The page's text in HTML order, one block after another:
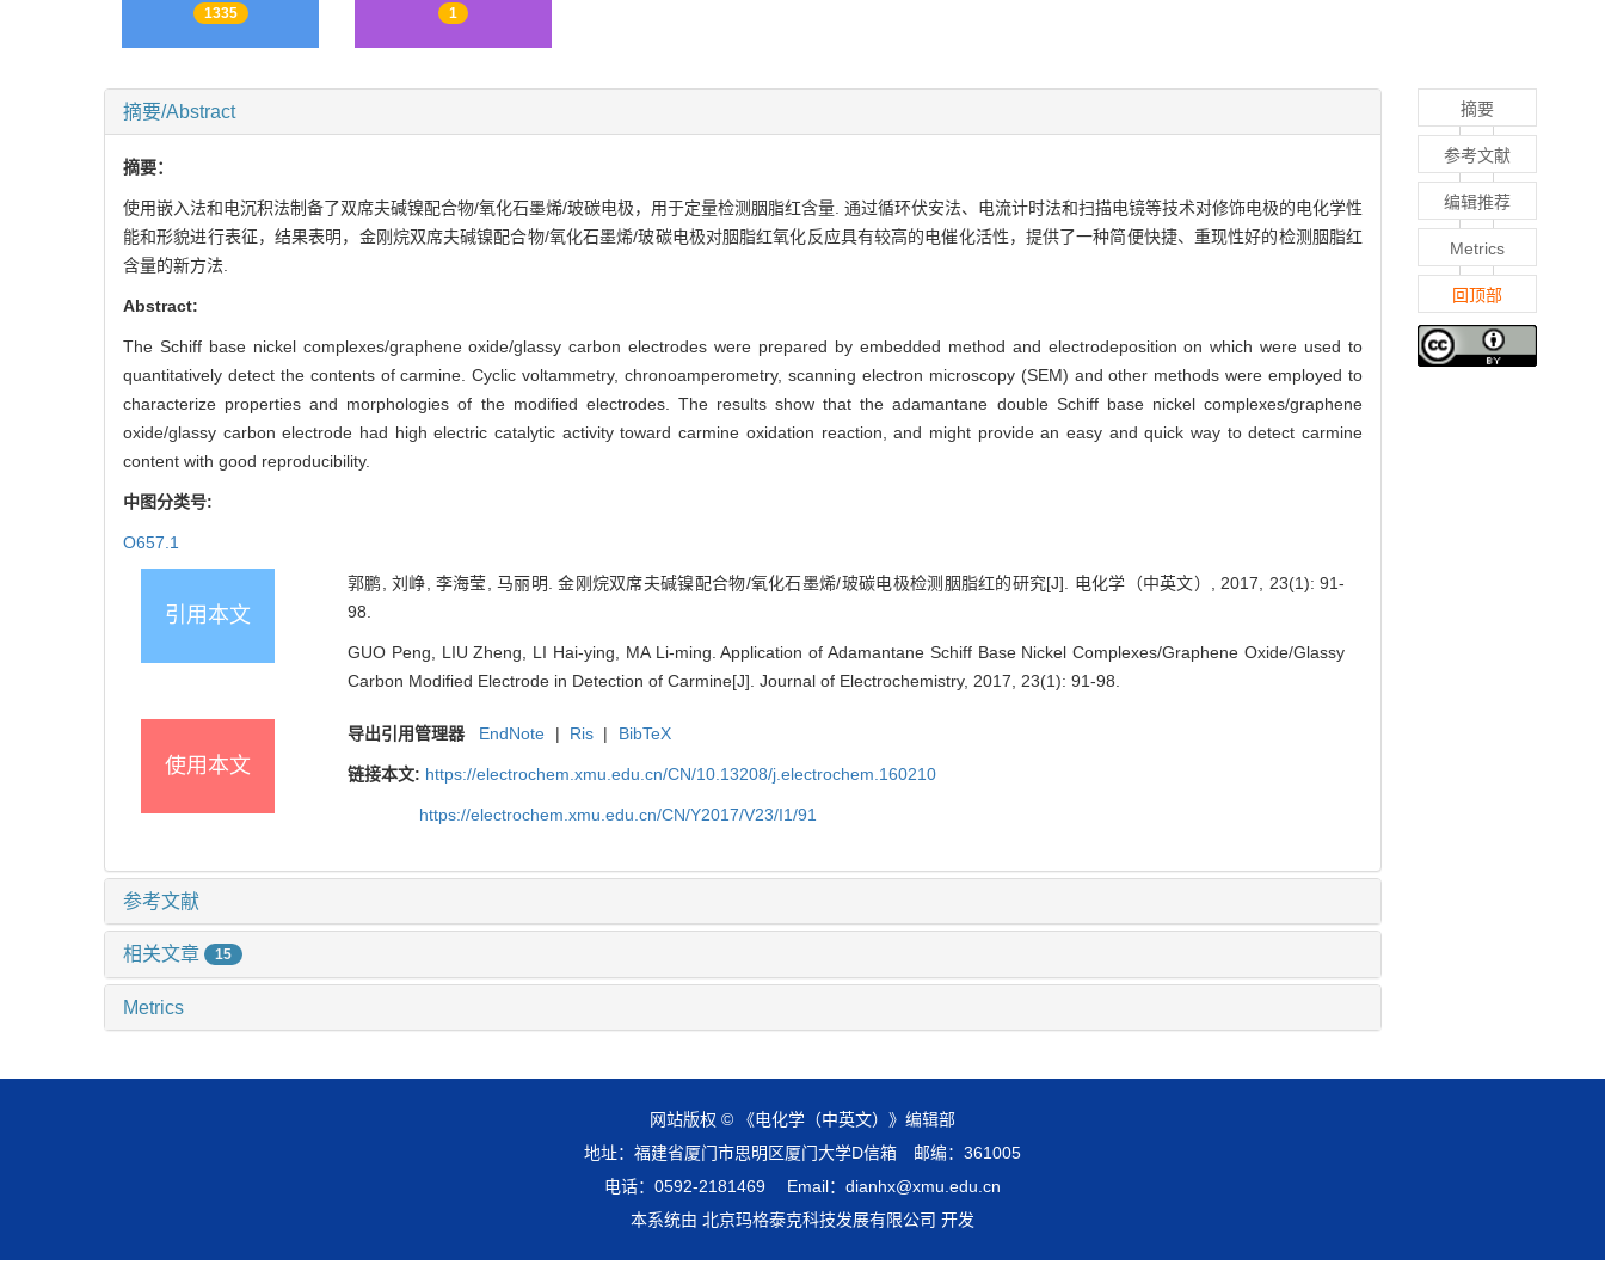
1335 1
摘要/Abstract
摘要：
使用嵌入法和电沉积法制备了双席夫碱镍配合物/氧化石墨烯/玻碳电极，用于定量检测胭脂红含量. 通过循环伏安法、电流计时法和扫描电镜等技术对修饰电极的电化学性
能和形貌进行表征，结果表明，金刚烷双席夫碱镍配合物/氧化石墨烯/玻碳电极对胭脂红氧化反应具有较高的电催化活性，提供了一种简便快捷、重现性好的检测胭脂红
含量的新方法.
Abstract:
The Schiff base nickel complexes/graphene oxide/glassy carbon electrodes were prepared by embedded method and electrodeposition on which were used to
quantitatively detect the contents of carmine. Cyclic voltammetry, chronoamperometry, scanning electron microscopy (SEM) and other methods were employed to
characterize properties and morphologies of the modified electrodes. The results show that the adamantane double Schiff base nickel complexes/graphene
oxide/glassy carbon electrode had high electric catalytic activity toward carmine oxidation reaction, and might provide an easy and quick way to detect carmine
content with good reproducibility.
中图分类号:
O657.1
引用本文
郭鹏, 刘峥, 李海莹, 马丽明. 金刚烷双席夫碱镍配合物/氧化石墨烯/玻碳电极检测胭脂红的研究[J]. 电化学（中英文）, 2017, 23(1): 91-
98.
GUO Peng, LIU Zheng, LI Hai-ying, MA Li-ming. Application of Adamantane Schiff Base Nickel Complexes/Graphene Oxide/Glassy
Carbon Modified Electrode in Detection of Carmine[J]. Journal of Electrochemistry, 2017, 23(1): 91-98.
使用本文
导出引用管理器 EndNote | Ris | BibTeX
链接本文: https://electrochem.xmu.edu.cn/CN/10.13208/j.electrochem.160210
https://electrochem.xmu.edu.cn/CN/Y2017/V23/I1/91
参考文献
相关文章 15
Metrics
摘要
参考文献
编辑推荐
Metrics
回顶部
网站版权 © 《电化学（中英文）》编辑部
地址：福建省厦门市思明区厦门大学D信箱 邮编：361005
电话：0592-2181469 Email：dianhx@xmu.edu.cn
本系统由 北京玛格泰克科技发展有限公司 开发